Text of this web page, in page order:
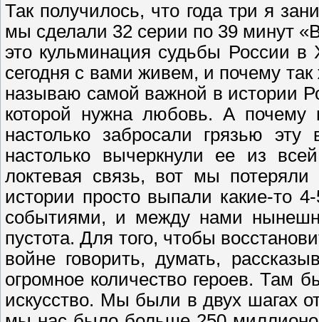
Так получилось, что года три я
мы сделали 32 серии по 39 минут
это кульминация судьбы России
сегодня с вами живем, и почему
называю самой важной в истории
которой нужна любовь. А
настолько забросали грязью эту
настолько вычеркнули ее из
локтевая связь, вот мы
истории просто выпали какие-то
событиями, и между нами
пустота. Для того, чтобы
войне говорить, думать,
огромное количество героев. Там
искусство. Мы были в двух шагах